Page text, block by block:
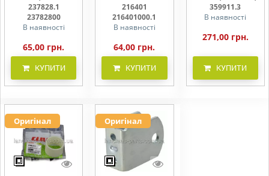
237828.1
23782800
В наявності
65,00 грн.
КУПИТИ
216401000
216401
216401000.1
В наявності
64,00 грн.
КУПИТИ
359911.0,
359911.3
359911.3
В наявності
271,00 грн.
КУПИТИ
Оригінал Оригінал